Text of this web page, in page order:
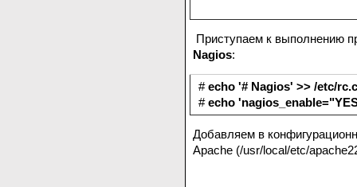
Приступаем к выполнению
Nagios:
#echo '# Nagios' >> /etc/
#echo
Добавляем в
Apache (/usr/local/etc/